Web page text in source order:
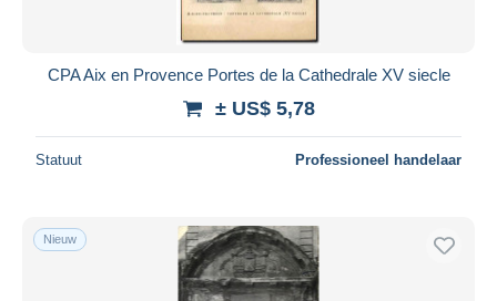
CPA Aix en Provence Portes de la Cathedrale XV siecle
± US$ 5,78
Statuut Professioneel handelaar
Nieuw